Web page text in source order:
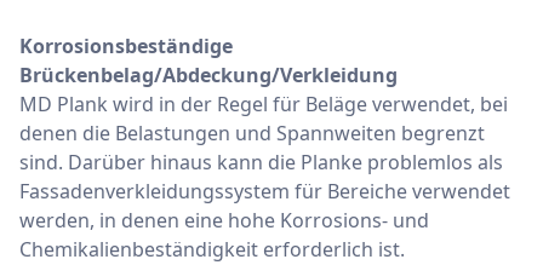
Korrosionsbeständige
Brückenbelag/Abdeckung/Verkleidung
MD Plank wird in der Regel für Beläge verwendet, bei
denen die Belastungen und Spannweiten begrenzt
sind. Darüber hinaus kann die Planke problemlos als
Fassadenverkleidungssystem für Bereiche verwendet
werden, in denen eine hohe Korrosions- und
Chemikalienbeständigkeit erforderlich ist.